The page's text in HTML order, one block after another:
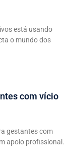
está usando
o mundo dos
com vício
gestantes com
apoio profissional.